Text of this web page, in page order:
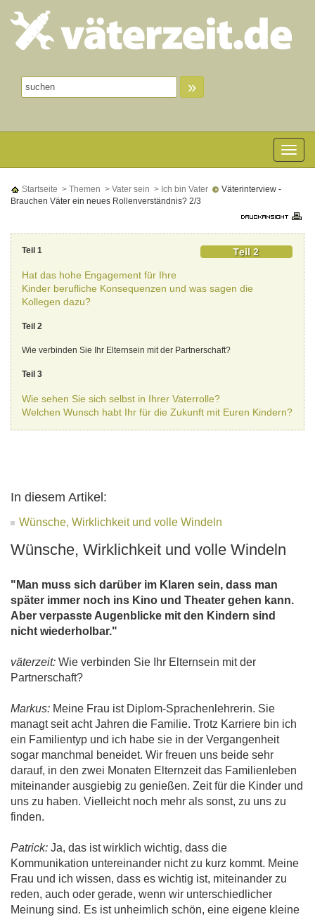
»
Toggle
Startseite > Themen > Vater sein > Ich bin Vater
Väterinterview -
Brauchen Väter ein neues Rollenverständnis? 2/3
Teil 1
Hat das hohe Engagement für Ihre
Kinder berufliche Konsequenzen und was sagen die
Kollegen dazu?
Teil 2
Wie verbinden Sie Ihr Elternsein mit der Partnerschaft?
Teil 3
Wie sehen Sie sich selbst in Ihrer Vaterrolle?
Welchen Wunsch habt Ihr für die Zukunft mit Euren Kindern?
In diesem Artikel:
Wünsche, Wirklichkeit und volle Windeln
Wünsche, Wirklichkeit und volle Windeln
"Man muss sich darüber im Klaren sein, dass man
später immer noch ins Kino und Theater gehen kann.
Aber verpasste Augenblicke mit den Kindern sind
nicht wiederholbar."
väterzeit: Wie verbinden Sie Ihr Elternsein mit der
Partnerschaft?
Markus: Meine Frau ist Diplom-Sprachenlehrerin. Sie
managt seit acht Jahren die Familie. Trotz Karriere bin ich
ein Familientyp und ich habe sie in der Vergangenheit
sogar manchmal beneidet. Wir freuen uns beide sehr
darauf, in den zwei Monaten Elternzeit das Familienleben
miteinander ausgiebig zu genießen. Zeit für die Kinder und
uns zu haben. Vielleicht noch mehr als sonst, zu uns zu
finden.
Patrick: Ja, das ist wirklich wichtig, dass die
Kommunikation untereinander nicht zu kurz kommt. Meine
Frau und ich wissen, dass es wichtig ist, miteinander zu
reden, auch oder gerade, wenn wir unterschiedlicher
Meinung sind. Es ist unheimlich schön, eine eigene kleine